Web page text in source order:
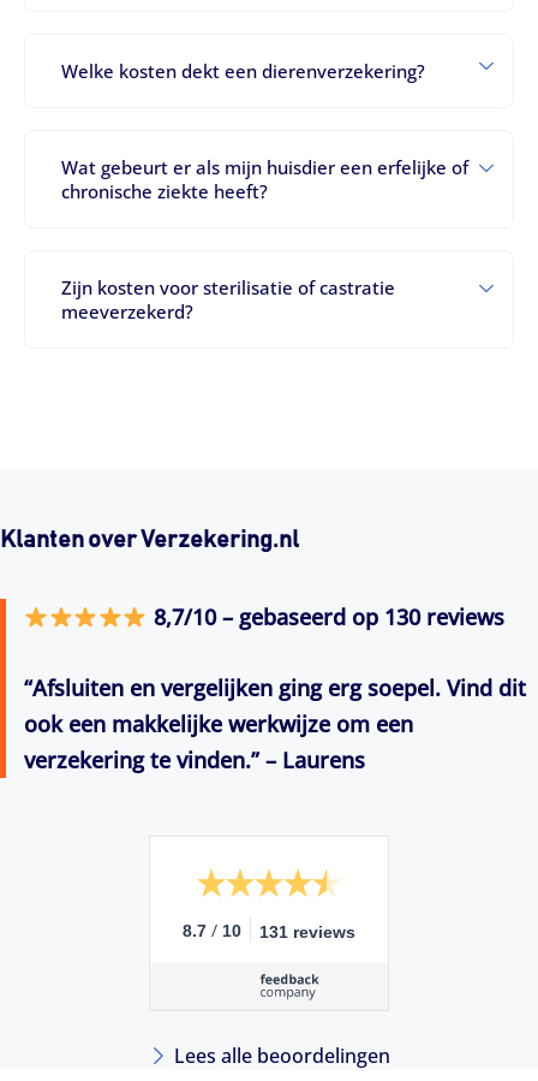
Welke kosten dekt een dierenverzekering?
Wat gebeurt er als mijn huisdier een erfelijke of
chronische ziekte heeft?
Zijn kosten voor sterilisatie of castratie
meeverzekerd?
Klanten over Verzekering.nl
8,7/10 – gebaseerd op 130 reviews
“Afsluiten en vergelijken ging erg soepel. Vind dit
ook een makkelijke werkwijze om een
verzekering te vinden.” – Laurens
8.7 / 10 131 reviews
Lees alle beoordelingen